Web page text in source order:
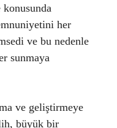
her
ve bu nedenle
sunmaya
ve geliştirmeye
büyük bir